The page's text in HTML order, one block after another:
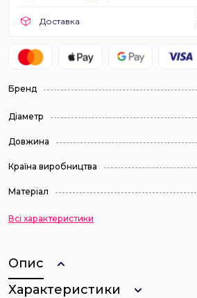
Доставка
Бренд
Діаметр
Довжина
Країна виробництва
Матеріал
Всі характеристики
Опис
Характеристики